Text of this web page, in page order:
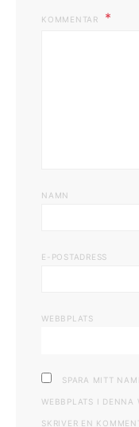
KOMMENTAR
NAMN
E-POSTADRESS
WEBBPLATS
SPARA MITT
WEBBPLATS I DENNA
SKRIVER EN